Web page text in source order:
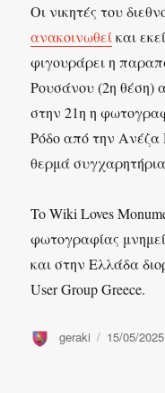
Οι νικητές του
ανακοινωθείκαι
φιγουράρει η
Ρουσάνου (2η θέση)
στην 21η η
Ρόδο από την Ανέζα
θερμά
To Wiki Loves
φωτογραφίας
και στην Ελλάδα
User Group Greece.
Συντάκτης
geraki 15/05/2025